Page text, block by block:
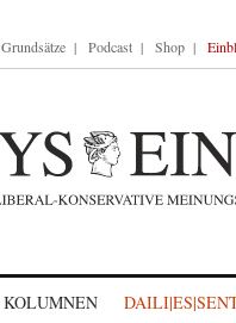
Grundsätze Podcast Shop
KOLUMNEN